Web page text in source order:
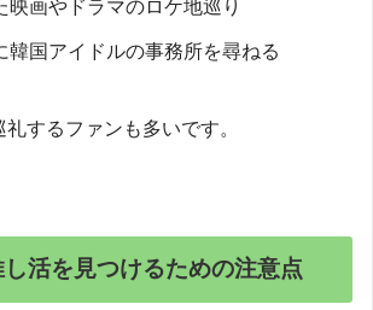
映画やドラマのロケ地巡り
韓国アイドルの事務所を尋ねる
するファンも多いです。
活を見つけるための注意点